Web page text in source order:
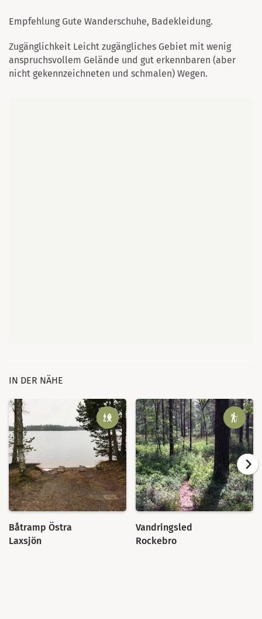
Empfehlung Gute Wanderschuhe, Badekleidung.
Zugänglichkeit Leicht zugängliches Gebiet mit wenig
anspruchsvollem Gelände und gut erkennbaren (aber
nicht gekennzeichneten und schmalen) Wegen.
IN DER NÄHE
Båtramp Östra
Laxsjön
Vandringsled
Rockebro